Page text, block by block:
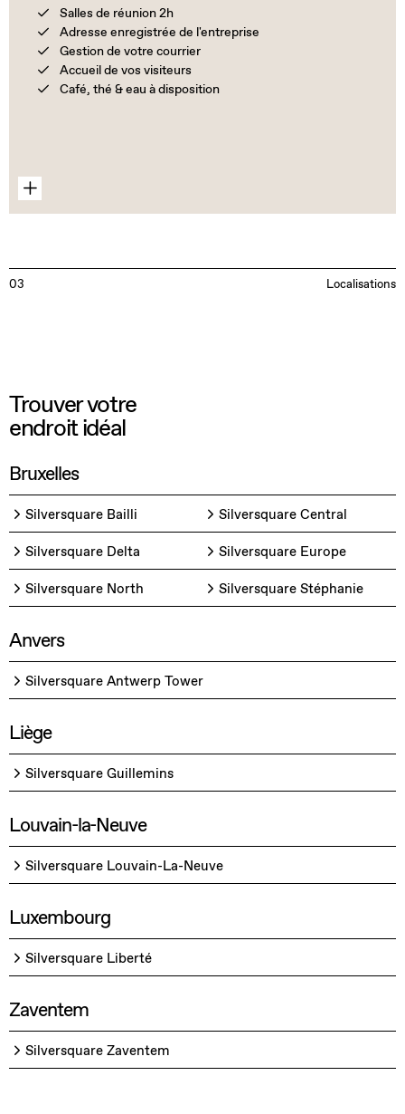
Salles de réunion 2h
Adresse enregistrée de l'entreprise
Gestion de votre courrier
Accueil de vos visiteurs
Café, thé & eau à disposition
03 Localisations
Trouver votre
endroit idéal
Bruxelles
Silversquare Bailli Silversquare Central
Silversquare Delta Silversquare Europe
Silversquare North Silversquare Stéphanie
Anvers
Silversquare Antwerp Tower
Liège
Silversquare Guillemins
Louvain-la-Neuve
Silversquare Louvain-La-Neuve
Luxembourg
Silversquare Liberté
Zaventem
Silversquare Zaventem